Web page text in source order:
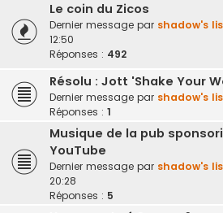
Le coin du Zicos
Dernier message par shadow's
12:50
Réponses : 492
Résolu : Jott 'Shake Your
Dernier message par shadow's
Réponses : 1
Musique de la pub
YouTube
Dernier message par shadow's
20:28
Réponses : 5